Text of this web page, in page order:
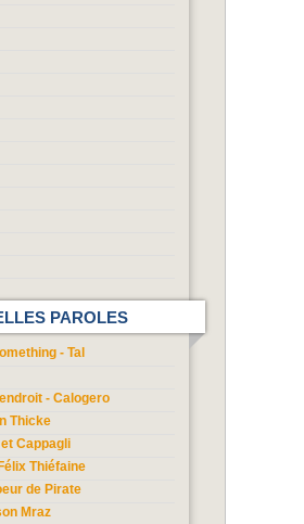
PAROLES
- Tal
- Calogero
Thicke
Cappagli
Thiéfaine
de Pirate
Mraz